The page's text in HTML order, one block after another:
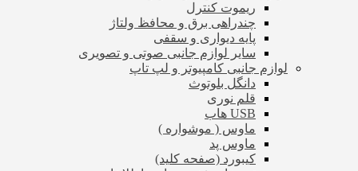
ریموت کنترل
چندراهی برق و محافظ ولتاژ
پایه دیواری و سقفی
سایر لوازم جانبی صوتی و تصویری
لوازم جانبی کامپیوتر و لپ تاپ
دانگل بلوتوث
قلم نوری
USB هاب
ماوس ( موشواره )
ماوس پد
کیبورد (صفحه کلید)